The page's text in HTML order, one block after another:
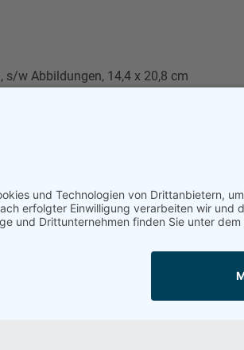
s/w Abbildungen, 14,4 x 20,8 cm
vor.